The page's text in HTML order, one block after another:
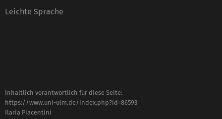
Leichte Sprache
Inhaltlich verantwortlich für diese Seite:
https://www.uni-ulm.de/index.php?id=86593
Ilaria Piacentini